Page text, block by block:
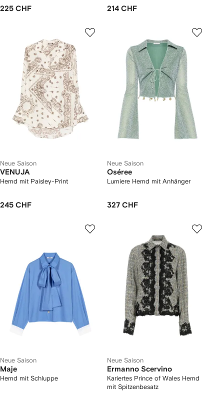
225 CHF 214 CHF
Neue Saison
VENUJA
Hemd mit Paisley-Print
245 CHF
Neue Saison
Oséree
Lumiere Hemd mit Anhänger
327 CHF
Neue Saison
Maje
Hemd mit Schluppe
Neue Saison
Ermanno Scervino
Kariertes Prince of Wales Hemd
mit Spitzenbesatz